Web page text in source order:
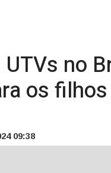
no
os filhos
09:38